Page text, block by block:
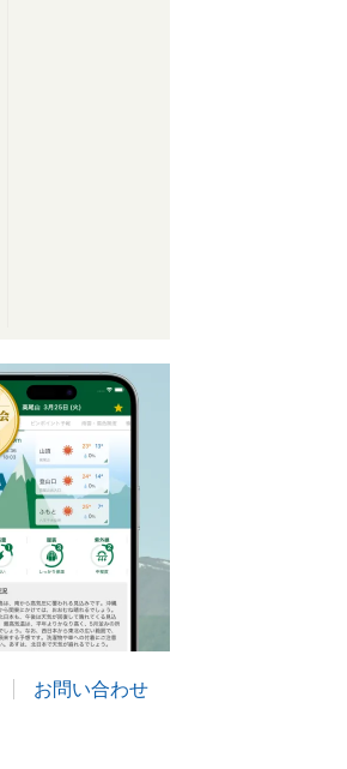
お問い合わせ